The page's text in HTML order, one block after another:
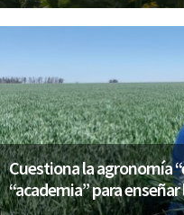
Cuestiona la agronomía
“academia” para